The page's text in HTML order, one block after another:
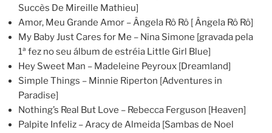
Succès De Mireille Mathieu]
Amor, Meu Grande Amor – Ângela Rô Rô [ Ângela Rô Rô]
My Baby Just Cares for Me – Nina Simone [gravada pela
1ª fez no seu álbum de estréia Little Girl Blue]
Hey Sweet Man – Madeleine Peyroux [Dreamland]
Simple Things – Minnie Riperton [Adventures in
Paradise]
Nothing’s Real But Love – Rebecca Ferguson [Heaven]
Palpite Infeliz – Aracy de Almeida [Sambas de Noel